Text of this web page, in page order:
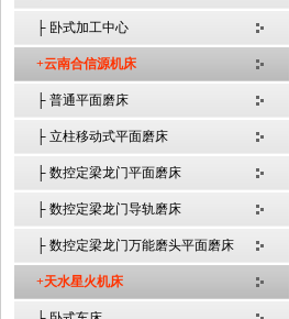
├ 卧式加工中心
+云南合信源机床
├ 普通平面磨床
├ 立柱移动式平面磨床
├ 数控定梁龙门平面磨床
├ 数控定梁龙门导轨磨床
├ 数控定梁龙门万能磨头平面磨床
+天水星火机床